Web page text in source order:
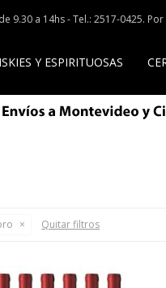
Y ESPIRITUOSAS
9.30 a 14hs - Tel.: 2517-0425.
Quitar filtros